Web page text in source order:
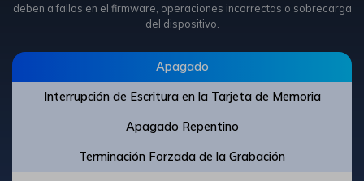
deben a fallos en el firmware, operaciones incorrectas o sobrecarga
del dispositivo.
󠀰Apagado
Interrupción de Escritura en la Tarjeta de Memoria
Apagado Repentino
Terminación Forzada de la Grabación